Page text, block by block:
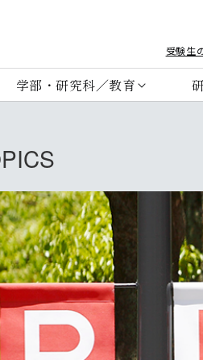
受験生
学部・研究科／教育